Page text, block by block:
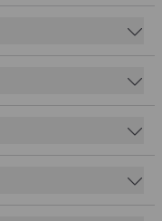
Snickers hat für
Karten jeweils
und Co